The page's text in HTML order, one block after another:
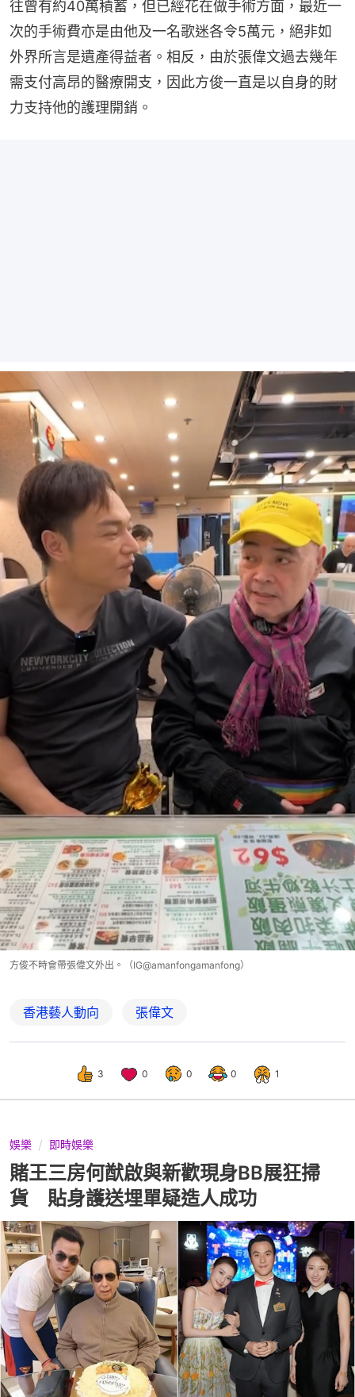
往曾有約40萬積蓄，但已經花在做手術方面，最近一
次的手術費亦是由他及一名歌迷各令5萬元，絕非如
外界所言是遺產得益者。相反，由於張偉文過去幾年
需支付高昂的醫療開支，因此方俊一直是以自身的財
力支持他的護理開銷。
方俊不時會帶張偉文外出。（IG@amanfongamanfong）
香港藝人動向 張偉文
3 0 0 0 1
娛樂 即時娛樂
賭王三房何猷啟與新歡現身BB展狂掃
貨 貼身護送埋單疑造人成功